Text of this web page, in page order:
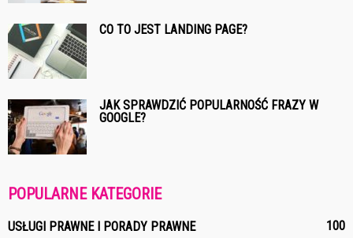
CO TO JEST LANDING PAGE?
JAK SPRAWDZIĆ POPULARNOŚĆ FRAZY W
GOOGLE?
POPULARNE KATEGORIE
USŁUGI PRAWNE I PORADY PRAWNE 100